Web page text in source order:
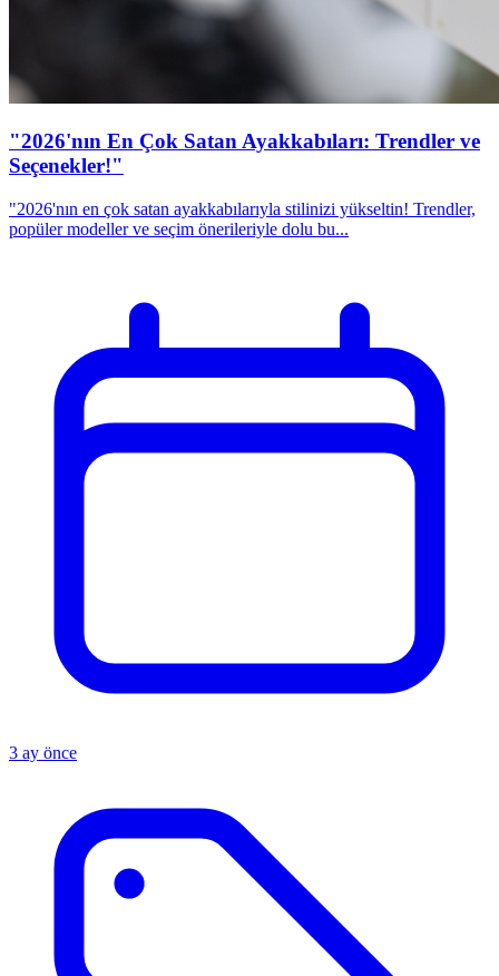
"2026'nın En Çok Satan Ayakkabıları: Trendler ve
Seçenekler!"
"2026'nın en çok satan ayakkabılarıyla stilinizi yükseltin! Trendler,
popüler modeller ve seçim önerileriyle dolu bu...
3 ay önce